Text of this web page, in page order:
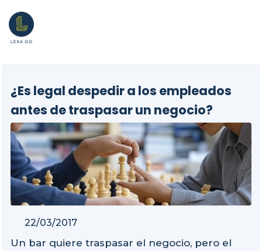
¿Es legal despedir a los empleados
antes de traspasar un negocio?
22/03/2017
Un bar quiere traspasar el negocio, pero el